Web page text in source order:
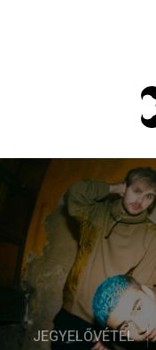
JEGYELŐVÉTEL